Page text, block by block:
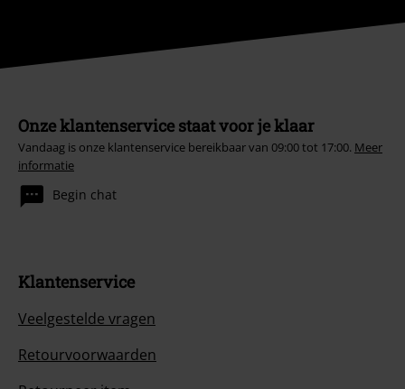
Onze klantenservice staat voor je klaar
Vandaag is onze klantenservice bereikbaar van 09:00 tot 17:00. Meer
informatie
Begin chat
Klantenservice
Veelgestelde vragen
Retourvoorwaarden